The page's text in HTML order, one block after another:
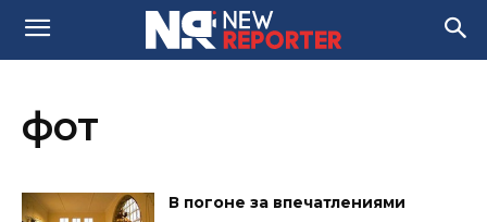
фот
В погоне за впечатлениями